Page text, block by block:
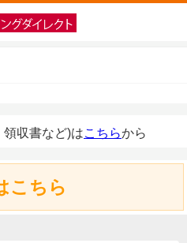
収書など)はこちらから
こちら